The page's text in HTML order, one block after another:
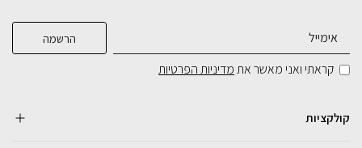
קראתי ואני מאשר אתמדיניות הפרטיות
קולקציות